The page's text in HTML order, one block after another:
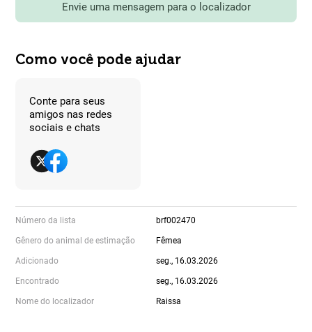
Envie uma mensagem para o localizador
Como você pode ajudar
Conte para seus
amigos nas redes
sociais e chats
Número da lista brf002470
Gênero do animal de estimação Fêmea
Adicionado seg., 16.03.2026
Encontrado seg., 16.03.2026
Nome do localizador Raissa